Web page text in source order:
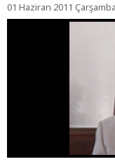
01 Haziran 2011